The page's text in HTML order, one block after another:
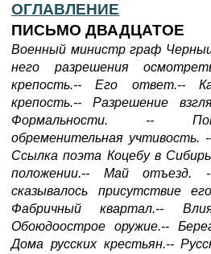
ОГЛАВЛЕНИЕ
ПИСЬМО ДВАДЦАТОЕ
Военный министр граф
него разрешения
крепость.-- Его ответ.--
крепость.-- Разрешение
Формальности. --
обременительная учтивость.
Ссылка поэта Коцебу в
положении.-- Май отъезд.
сказывалось присутствие
Фабричный квартал.--
Обоюдоострое оружие.--
Дома русских крестьян.--